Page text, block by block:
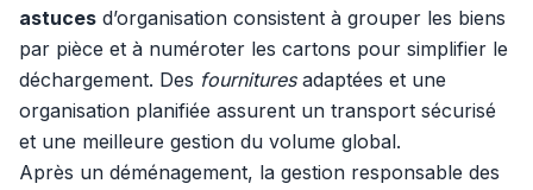
astuces d’organisation consistent à grouper les biens
par pièce et à numéroter les cartons pour simplifier le
déchargement. Des fournituresadaptées et une
organisation planifiée assurent un transport sécurisé
et une meilleure gestion du volume global.
Après un déménagement, la gestion responsable des